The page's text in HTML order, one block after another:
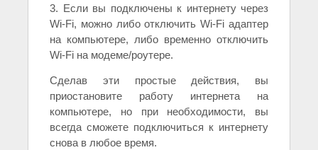
3. Если вы подключены к интернету через
Wi-Fi, можно либо отключить Wi-Fi адаптер
на компьютере, либо временно отключить
Wi-Fi на модеме/роутере.
Сделав эти простые действия, вы
приостановите работу интернета на
компьютере, но при необходимости, вы
всегда сможете подключиться к интернету
снова в любое время.